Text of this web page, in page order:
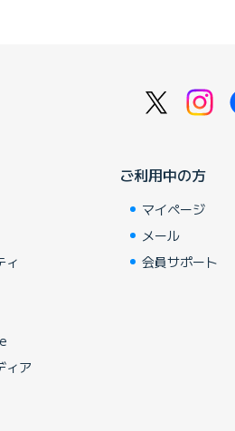
ィ
ィア
ご利用中の方
マイページ
メール
会員サポート